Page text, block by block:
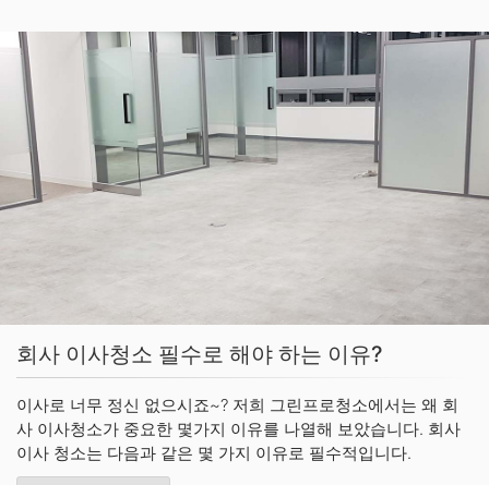
회사 이사청소 필수로 해야 하는 이유?
이사로 너무 정신 없으시죠~? 저희 그린프로청소에서는 왜 회
사 이사청소가 중요한 몇가지 이유를 나열해 보았습니다. 회사
이사 청소는 다음과 같은 몇 가지 이유로 필수적입니다.